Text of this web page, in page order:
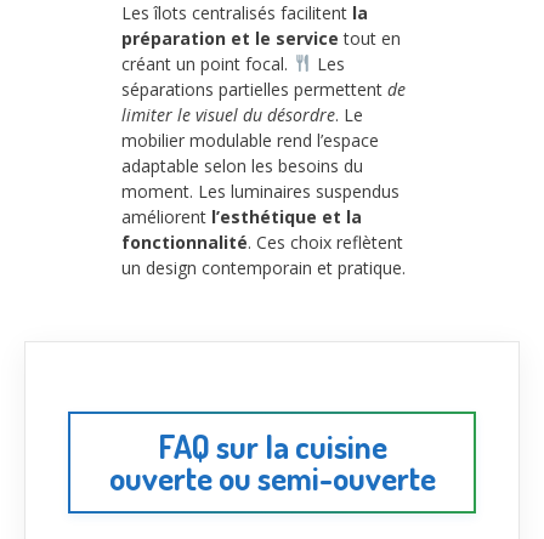
Les îlots centralisés facilitent la
préparation et le service tout en
créant un point focal.
Les
séparations partielles permettent de
limiter le visuel du désordre. Le
mobilier modulable rend l’espace
adaptable selon les besoins du
moment. Les luminaires suspendus
améliorent l’esthétique et la
fonctionnalité. Ces choix reflètent
un design contemporain et pratique.
FAQ sur la cuisine
ouverte ou semi-ouverte